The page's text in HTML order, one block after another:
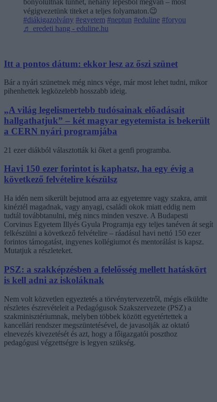
végigvezetünk titeket a teljes folyamaton.😉
#diákigazolvány #egyetem #neptun #eduline #foryou
♬ eredeti hang - eduline.hu
Itt a pontos dátum: ekkor lesz az őszi szünet
Bár a nyári szünetnek még nincs vége, már most lehet tudni, mikor
pihenhettek legközelebb hosszabb ideig.
„A világ legelismertebb tudósainak előadásait
hallgathatjuk” – két magyar egyetemista is bekerült
a CERN nyári programjába
21 ezer diákból választották ki őket a genfi programba.
Havi 150 ezer forintot is kaphatsz, ha egy évig a
következő felvételire készülsz
Ha idén nem sikerült bejutnod arra az egyetemre vagy szakra, amit
kinéztél magadnak, vagy anyagi, családi okok miatt eddig nem
tudtál továbbtanulni, még nincs minden veszve. A Budapesti
Corvinus Egyetem Illyés Gyula Programja egy teljes tanéven át segít
felkészülni a következő felvételire – ráadásul havi nettó 150 ezer
forintos támogatást, ingyenes kollégiumot és mentorálást is kapsz.
Mutatjuk a részleteket.
PSZ: a szakképzésben a felelősség mellett hatáskört
is kell adni az iskoláknak
Nem volt közvetlen egyeztetés a törvénytervezetről, mégis elküldte
részletes észrevételeit a Pedagógusok Szakszervezete (PSZ) a
szakminisztériumnak, melyben többek között egyetértettek a
kancellári rendszer megszüntetésével, de javasolják az oktató
elnevezés kivezetését és azt, hogy a főigazgatói poszthoz
pedagógusi végzettségre is legyen szükség.